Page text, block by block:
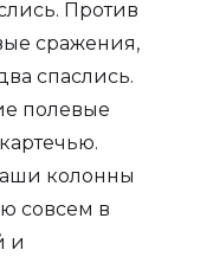
Против
сражения,
спаслись.
полевые
колонны
совсем в
и